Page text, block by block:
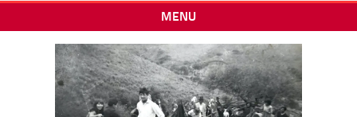
MENU